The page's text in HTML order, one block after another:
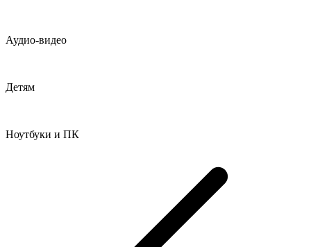
Аудио-видео
Детям
Ноутбуки и ПК